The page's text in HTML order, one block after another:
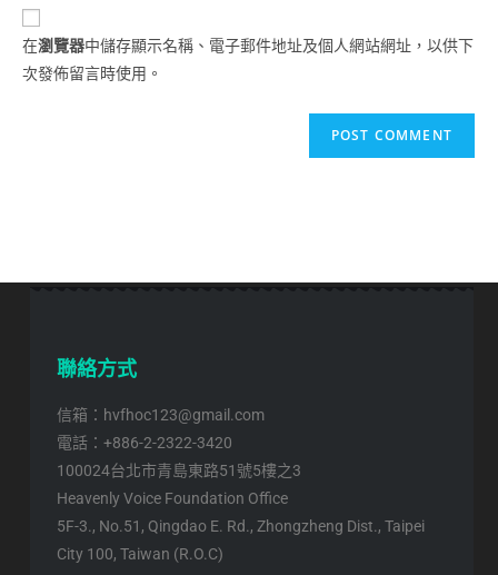
在瀏覽器中儲存顯示名稱、電子郵件地址及個人網站網址，以供下
次發佈留言時使用。
聯絡方式
信箱：hvfhoc123@gmail.com
電話：+886-2-2322-3420
100024台北市青島東路51號5樓之3
Heavenly Voice Foundation Office
5F-3., No.51, Qingdao E. Rd., Zhongzheng Dist., Taipei
City 100, Taiwan (R.O.C)